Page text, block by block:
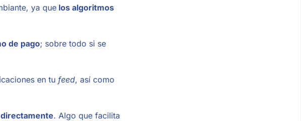
ya que los algoritmos
de pago; sobre todo si se
en tu feed, así como
. Algo que facilita